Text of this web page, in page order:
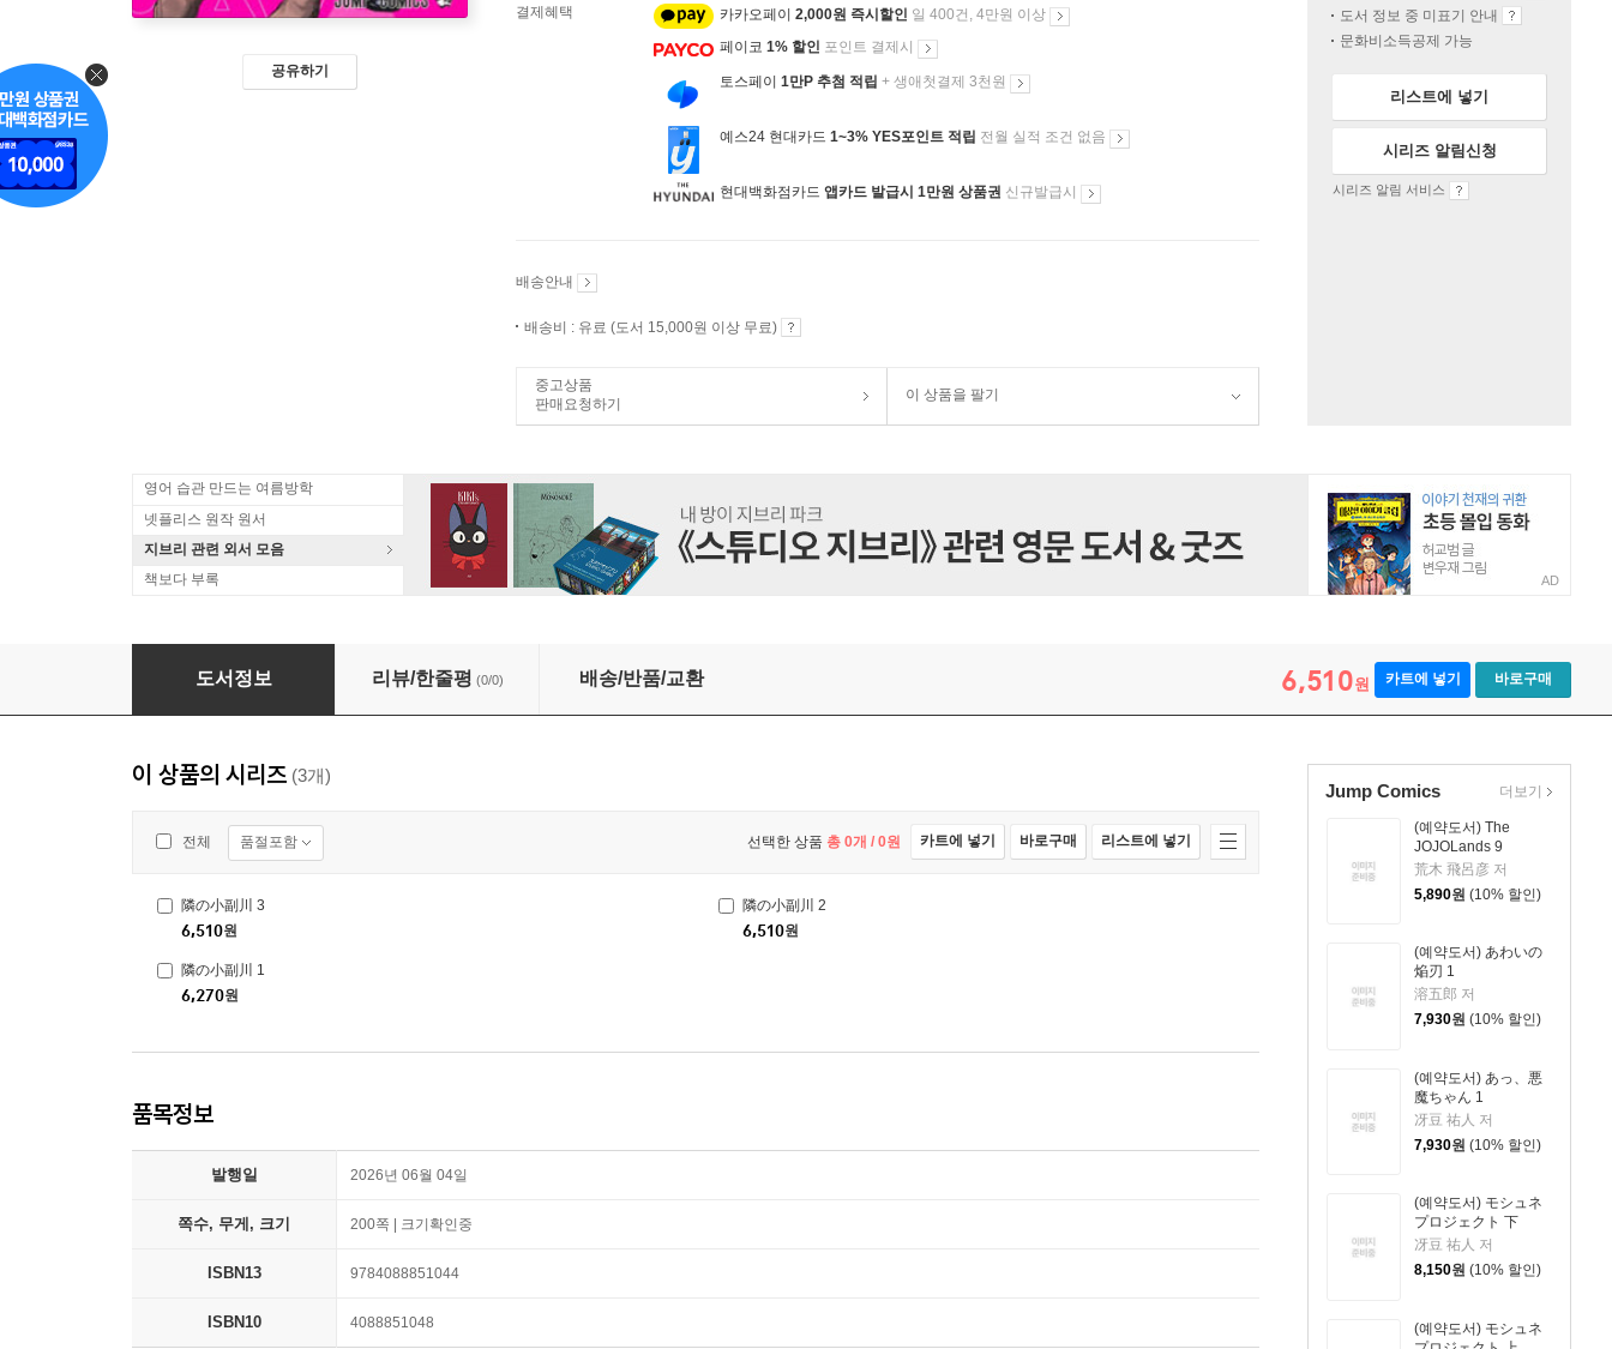
공유하기
결제혜택 카카오페이 2,000원 즉시할인 일 400건, 4만원 이상
페이코 1% 할인 포인트 결제시
토스페이 1만P 추첨 적립 + 생애첫결제 3천원
예스24 현대카드 1~3% YES포인트 적립 전월 실적 조건 없음
현대백화점카드 앱카드 발급시 1만원 상품권 신규발급시
배송안내
배송비 : 유료 (도서 15,000원 이상 무료)
중고상품
판매요청하기
이 상품을 팔기
도서 정보 중 미표기 안내
문화비소득공제 가능
리스트에 넣기
시리즈 알림신청
시리즈 알림 서비스
영어 습관 만드는 여름방학
넷플리스 원작 원서
지브리 관련 외서 모음
책보다 부록
AD
隣の小副川 2
도서정보 리뷰/한줄평 (0/0) 배송/반품/교환 6,510원 카트에 넣기 바로구매
Jump Comics
(예약도서) The
JOJOLands 9
荒木 飛呂彦 저
5,890원 (10% 할인)
(예약도서) あわいの
焔刃 1
溶五郎 저
7,930원 (10% 할인)
(예약도서) あっ、悪
魔ちゃん 1
冴豆 祐人 저
7,930원 (10% 할인)
(예약도서) モシュネ
プロジェクト 下
冴豆 祐人 저
8,150원 (10% 할인)
(예약도서) モシュネ
더보기
이 상품의 시리즈 (3개)
전체 품절포함 선택한 상품 총 0개 / 0원 카트에 넣기 바로구매 리스트에 넣기
隣の小副川 3
6,510원
隣の小副川 2
6,510원
隣の小副川 1
6,270원
품목정보
발행일 2026년 06월 04일
쪽수, 무게, 크기 200쪽 | 크기확인중
ISBN13 9784088851044
ISBN10 4088851048